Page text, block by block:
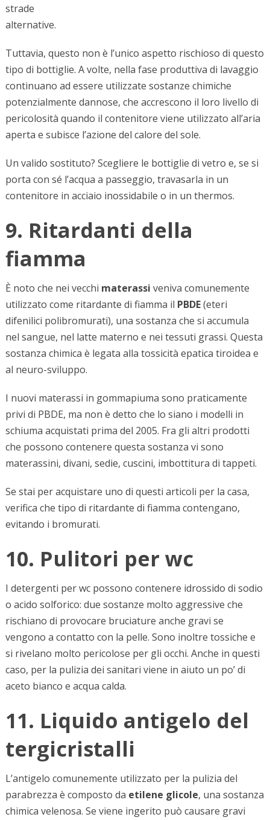
strade
alternative.
Tuttavia, questo non è l’unico aspetto rischioso di questo
tipo di bottiglie. A volte, nella fase produttiva di lavaggio
continuano ad essere utilizzate sostanze chimiche
potenzialmente dannose, che accrescono il loro livello di
pericolosità quando il contenitore viene utilizzato all’aria
aperta e subisce l’azione del calore del sole.
Un valido sostituto? Scegliere le bottiglie di vetro e, se si
porta con sé l’acqua a passeggio, travasarla in un
contenitore in acciaio inossidabile o in un thermos.
9. Ritardanti della
fiamma
È noto che nei vecchi materassi veniva comunemente
utilizzato come ritardante di fiamma il PBDE(eteri
difenilici polibromurati), una sostanza che si accumula
nel sangue, nel latte materno e nei tessuti grassi. Questa
sostanza chimica è legata alla tossicità epatica tiroidea e
al neuro-sviluppo.
I nuovi materassi in gommapiuma sono praticamente
privi di PBDE, ma non è detto che lo siano i modelli in
schiuma acquistati prima del 2005. Fra gli altri prodotti
che possono contenere questa sostanza vi sono
materassini, divani, sedie, cuscini, imbottitura di tappeti.
Se stai per acquistare uno di questi articoli per la casa,
verifica che tipo di ritardante di fiamma contengano,
evitando i bromurati.
10. Pulitori per wc
I detergenti per wc possono contenere idrossido di sodio
o acido solforico: due sostanze molto aggressive che
rischiano di provocare bruciature anche gravi se
vengono a contatto con la pelle. Sono inoltre tossiche e
si rivelano molto pericolose per gli occhi. Anche in questi
caso, per la pulizia dei sanitari viene in aiuto un po’ di
aceto bianco e acqua calda.
11. Liquido antigelo del
tergicristalli
L’antigelo comunemente utilizzato per la pulizia del
parabrezza è composto da etilene glicole, una sostanza
chimica velenosa. Se viene ingerito può causare gravi